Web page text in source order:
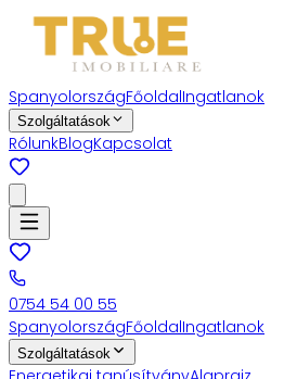
SpanyolországFőoldalIngatlanok
Szolgáltatások
RólunkBlogKapcsolat
0754 54 00 55
SpanyolországFőoldalIngatlanok
Szolgáltatások